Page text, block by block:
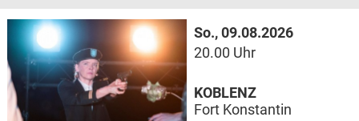
So., 09.08.2026
20.00 Uhr
KOBLENZ
Fort Konstantin